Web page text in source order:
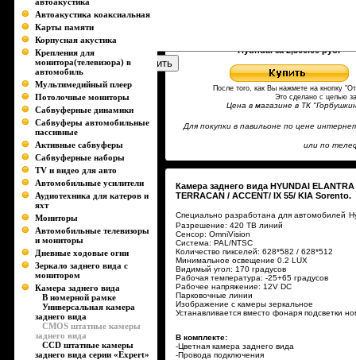
После того, как Вы нажмете на кнопку
Это сделано с целью
Автоакустика коаксиальная
Карты памяти
Корпусная акустика
Крепления для
монитора(телевизора) в
автомобиль
Мультимедийный плеер
Потолочные мониторы
Сабвуферные динамики
Сабвуферы автомобильные
пассивные
Активные сабвуферы
Сабвуферные наборы
TV и видео для авто
Автомобильные усилители
Аудиотехника для катеров и
яхт
Мониторы
Автомобильные телевизоры
и мониторы
Дневные ходовые огни
Зеркало заднего вида с
монитором
Камера заднего вида
В номерной рамке
Универсальная камера
заднего вида
CMOS штатные камеры
заднего вида
CCD штатные камеры
заднего вида серии «Expert»
Hyundai за 2,300.00 руб.
Цена в магазине в ТК
Для покупки в павильоне по цене
или по
Камера заднего вида HYUNDAI
TERRACAN / ACCENT/ IX 55/ KIA Sorento.
Специально разработана для автомобилей
Разрешение: 420 ТВ линий
Сенсор: OmniVision
Система: PAL/NTSC
Количество пикселей: 628*582 / 628*512
Минимальное освещение 0.2 LUX
Видимый угол: 170 градусов
Рабочая температура: -25+65 градусов
Рабочее напряжение: 12V DC
Парковочные линии
Изображение с камеры зеркальное
Устанавливается вместо фонаря подсветки
В комплекте:
-Цветная камера заднего вида
-Провода подключения